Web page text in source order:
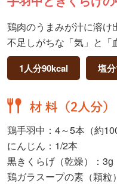
鶏肉のうまみが汁に溶け
不足しがちな「気」と「
1人分90kcal 塩
鶏手羽中：4～5本（約
にんじん：1/2本
黒きくらげ（乾燥）：3ɡ
鶏ガラスープの素（顆粒